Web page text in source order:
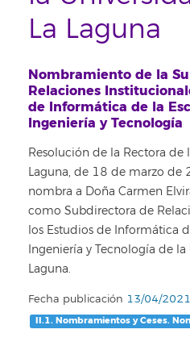
La Laguna
Nombramiento de la
Relaciones
de Informática de la
Ingeniería y Tecnología
Resolución de la Rectora de
Laguna, de 18 de marzo de
nombra a Doña Carmen
como Subdirectora de
los Estudios de Informática
Ingeniería y Tecnología de
Laguna.
Fecha publicación 13/04/2021
II.1. Nombramientos y Ceses.